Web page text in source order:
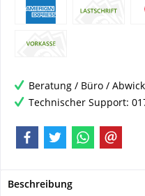
Beratung / Büro /
Technischer Support:
Beschreibung